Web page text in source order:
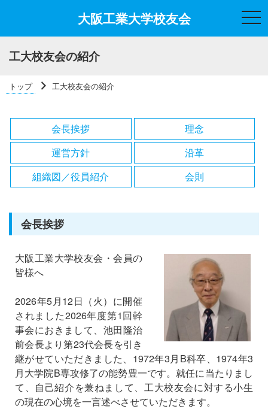
大阪工業大学校友会
t
o
o
工大校友会の紹介
トップ 工大校友会の紹介
会長挨拶
理念
運営方針
沿革
組織図／役員紹介
会則
会長挨拶
大阪工業大学校友会・会員の
皆様へ
2026年5月12日（火）に開催
されました2026年度第1回幹
事会におきまして、池田隆治
前会長より第23代会長を引き
継がせていただきました、1972年3月B科卒、1974年3
月大学院B専攻修了の能勢豊一です。就任に当たりまし
て、自己紹介を兼ねまして、工大校友会に対する小生
の現在の心境を一言述べさせていただきます。